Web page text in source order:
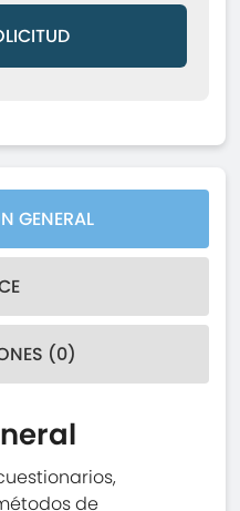
GENERAL
(0)
de